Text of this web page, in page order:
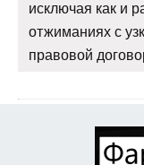
исключая как и
отжиманиях с
правовой